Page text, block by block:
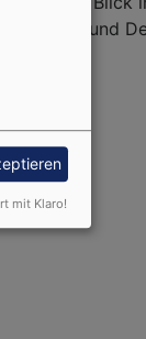
und
mit Klaro!